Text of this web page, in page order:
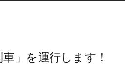
」を運行します！